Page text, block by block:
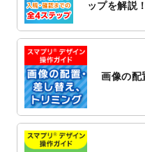
2022/12/26
止のお知
2022/12/16
トを公開
2022/12/1
2022/11/25
【新商品
ップを解説！
画像の配